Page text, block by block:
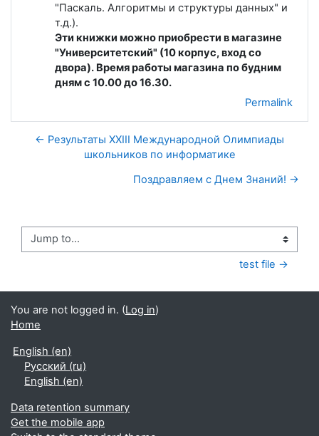
"Паскаль. Алгоритмы и структуры данных" и
т.д.).
Эти книжки можно приобрести в магазине
"Университетский" (10 корпус, вход со
двора). Время работы магазина по будним
дням с 10.00 до 16.30.
Permalink
← Результаты XXIII Международной Олимпиады
школьников по информатике
Поздравляем с Днем Знаний! →
Jump to...
test file →
You are not logged in. (Log in)
Home
English ‎(en)‎
Русский ‎(ru)‎
English ‎(en)‎
Data retention summary
Get the mobile app